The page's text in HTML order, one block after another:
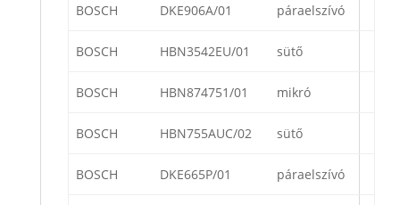
BOSCH DKE906A/01 páraelszívó
BOSCH HBN3542EU/01 sütő
BOSCH HBN874751/01 mikró
BOSCH HBN755AUC/02 sütő
BOSCH DKE665P/01 páraelszívó